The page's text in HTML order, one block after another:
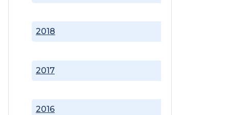
2016
2017
2018